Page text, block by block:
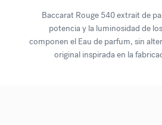
Baccarat Rouge 540 extrait de
potencia y la luminosidad de
componen el Eau de parfum, sin
original inspirada en la